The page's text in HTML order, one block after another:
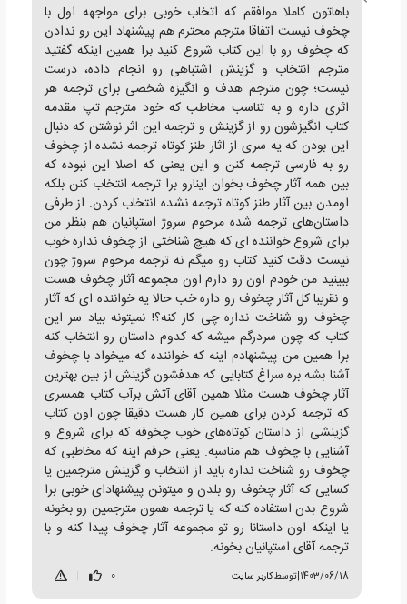
باهاتون کاملا موافقم که اتخاب خوبی برای مواجهه اول با
چخوف نیست اتفاقا مترجم محترم هم پیشنهاد این رو ندادن
که چخوف رو با این کتاب شروع کنید برا همین اینکه گفتید
مترجم انتخاب و گزینش اشتباهی رو انجام داده، درست
نیست؛ چون مترجم هدف و انگیزه شخصی برای ترجمه هر
اثری داره و به تناسب مخاطب که خود مترجم تپ مقدمه
کتاب انگیزشون رو از گزینش و ترجمه این اثر نوشتن که دنبال
این بودن که یه سری از اثار طنز کوتاه ترجمه نشده از چخوف
رو به فارسی ترجمه کنن و این یعنی که اصلا این نبوده که
بین همه آثار چخوف بخوان اینارو برا ترجمه انتخاب کنن بلکه
اومدن بین آثار طنز کوتاه ترجمه نشده انتخاب کردن. از طرفی
داستان‌های ترجمه شده مرحوم سروژ استپانیان هم بنظر من
برای شروع خواننده ای که هیچ شناختی از چخوف نداره خوب
نیست دقت کنید کتاب رو میگم نه ترجمه مرحوم سروژ چون
ببینید من خودم اون رو دارم اون مجموعه آثار چخوف هست
و نقریبا کل آثار چخوف رو داره خب حالا یه خواننده ای که آثار
چخوف رو شناخت نداره چی کار کنه؟! نمیتونه بیاد سر این
کتاب که چون سردرگم میشه که کدوم داستان رو انتخاب کنه
برا همین من پیشنهادم اینه که خواننده که میخواد با چخوف
آشنا بشه بره سراغ کتابایی که هدفشون گزینش از بین بهترین
آثار چخوف هست مثلا همین آقای آتش برآب کتاب همسری
که ترجمه کردن برای همین کار هست دقیقا چون اون کتاب
گزینشی از داستان کوتاه‌های خوب چخوفه که برای شروع و
آشنایی با چخوف هم مناسبه. یعنی حرفم اینه که مخاطبی که
چخوف رو شناخت نداره باید از انتخاب و گزینش مترجمین یا
کسایی که آثار چخوف رو بلدن و میتونن پیشنهادای خوبی برا
شروع بدن استفاده کنه که یا ترجمه همون مترجمین رو بخونه
یا اینکه اون داستانا رو تو مجموعه آثار چخوف پیدا کنه و با
ترجمه آقای استپانیان بخونه.
1403/06/18
|توسطکاربر سایت 0